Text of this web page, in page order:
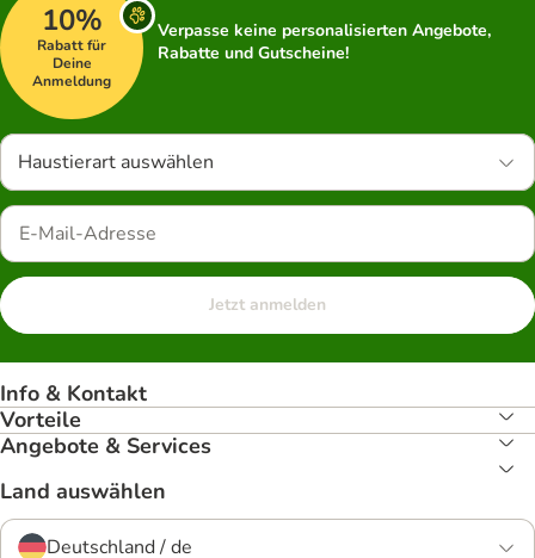
10%
Rabatt für
Deine
Anmeldung
Verpasse keine personalisierten Angebote,
Rabatte und Gutscheine!
Haustierart auswählen
Jetzt anmelden
Info & Kontakt
Vorteile
Angebote & Services
Land auswählen
Deutschland / de